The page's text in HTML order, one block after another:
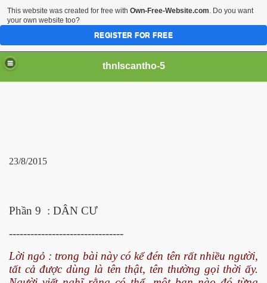
thnlscantho-5
23/8/2015
Phần 9 : DÂN CƯ
--------------------------------
Lời ngỏ : trong bài này có kể đén tên rất nhiều người,
tất cả được dùng là tên thật, tên thường gọi thời ấy.
This website was created for free with Own-Free-Website.com. Do you want
your own website too?
REGISTER FOR FREE